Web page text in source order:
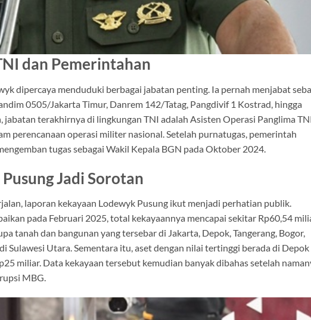
dan Pemerintahan
dipercaya menduduki berbagai jabatan penting. Ia pernah menjabat
0505/Jakarta Timur, Danrem 142/Tatag, Pangdivif 1 Kostrad, hingga
jabatan terakhirnya di lingkungan TNI adalah Asisten Operasi Panglima
perencanaan operasi militer nasional. Setelah purnatugas, pemerintah
tugas sebagai Wakil Kepala BGN pada Oktober 2024.
Jadi Sorotan
laporan kekayaan Lodewyk Pusung ikut menjadi perhatian publik.
pada Februari 2025, total kekayaannya mencapai sekitar Rp60,54
tanah dan bangunan yang tersebar di Jakarta, Depok, Tangerang, Bogor,
Sulawesi Utara. Sementara itu, aset dengan nilai tertinggi berada di Depok
miliar. Data kekayaan tersebut kemudian banyak dibahas setelah
MBG.